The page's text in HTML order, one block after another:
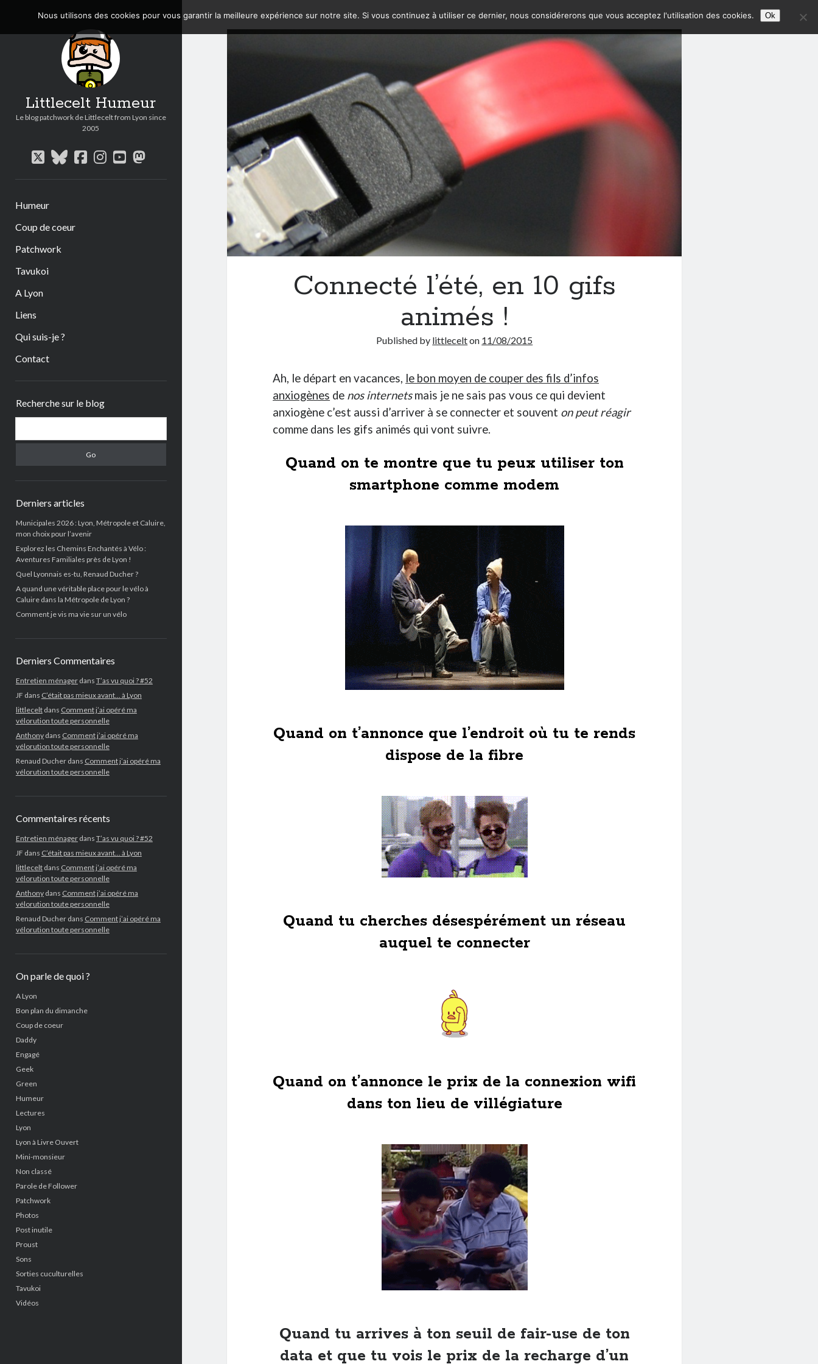
Littlecelt Humeur
Le blog patchwork de Littlecelt from Lyon since
2005
twitterbluesky
facebook
instagram
youtube
mastodon
Humeur
Coup de coeur
Patchwork
Tavukoi
A Lyon
Liens
Qui suis-je ?
Contact
Recherche sur le blog
Derniers articles
Municipales 2026 : Lyon, Métropole et Caluire,
mon choix pour l’avenir
Explorez les Chemins Enchantés à Vélo :
Aventures Familiales près de Lyon !
Quel Lyonnais es-tu, Renaud Ducher ?
A quand une véritable place pour le vélo à
Caluire dans la Métropole de Lyon ?
Comment je vis ma vie sur un vélo
Derniers Commentaires
Entretien ménagerdans T’as vu quoi ? #52
JF dans C’était pas mieux avant… à Lyon
littleceltdans Comment j’ai opéré ma
vélorution toute personnelle
Anthonydans Comment j’ai opéré ma
vélorution toute personnelle
Renaud Ducherdans Comment j’ai opéré ma
vélorution toute personnelle
Commentaires récents
Entretien ménagerdans T’as vu quoi ? #52
JF dans C’était pas mieux avant… à Lyon
littleceltdans Comment j’ai opéré ma
vélorution toute personnelle
Anthonydans Comment j’ai opéré ma
vélorution toute personnelle
Renaud Ducherdans Comment j’ai opéré ma
vélorution toute personnelle
On parle de quoi ?
A Lyon
Bon plan du dimanche
Coup de coeur
Daddy
Engagé
Geek
Green
Humeur
Lectures
Lyon
Lyon à Livre Ouvert
Mini-monsieur
Non classé
Parole de Follower
Patchwork
Photos
Post inutile
Proust
Sons
Sorties cuculturelles
Tavukoi
Vidéos
Connecté l’été, en 10 gifs
animés !
Published by littlecelton 11/08/2015
Ah, le départ en vacances, le bon moyen de couper des fils d’infos
anxiogènes de nos internetsmais je ne sais pas vous ce qui devient
anxiogène c’est aussi d’arriver à se connecter et souvent on peut réagir
comme dans les gifs animés qui vont suivre.
Quand on te montre que tu peux utiliser ton
smartphone comme modem
Quand on t’annonce que l’endroit où tu te rends
dispose de la fibre
Quand tu cherches désespérément un réseau
auquel te connecter
Quand on t’annonce le prix de la connexion wifi
dans ton lieu de villégiature
Quand tu arrives à ton seuil de fair-use de ton
data et que tu vois le prix de la recharge d’un
Nous utilisons des cookies pour vous garantir la meilleure expérience sur notre site. Si vous continuez à utiliser ce dernier, nous considérerons que vous acceptez l'utilisation des cookies. Ok